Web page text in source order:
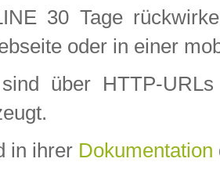
30 Tage
oder in einer
über HTTP-
in ihrer Dokumentation